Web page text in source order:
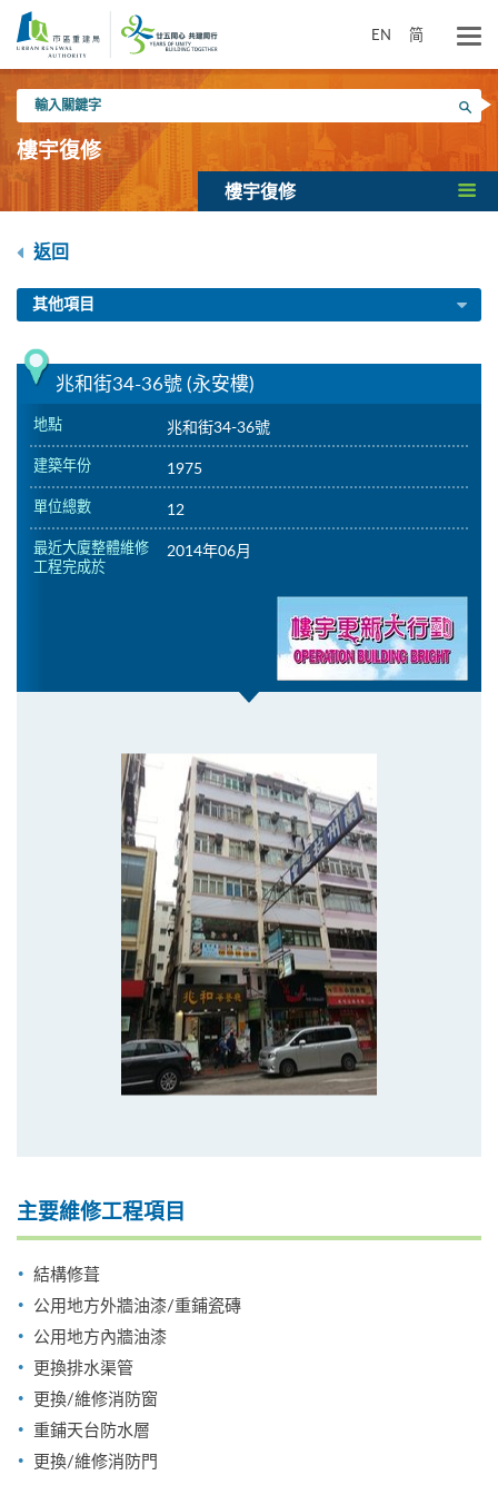
內
EN 简
入
關
鍵
搜尋
樓宇復修
樓宇復修
返回
其他項目
兆和街34-36號 (永安樓)
地點 兆和街34-36號
建築年份 1975
單位總數 12
最近大廈整體維修
工程完成於
2014年06月
主要維修工程項目
結構修葺
公用地方外牆油漆/重鋪瓷磚
公用地方內牆油漆
更換排水渠管
更換/維修消防窗
重鋪天台防水層
更換/維修消防門